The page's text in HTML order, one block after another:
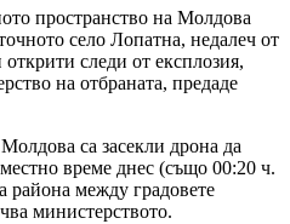
пространство на Молдова
село Лопатна, недалеч от
следи от експлозия,
на отбраната, предаде
са засекли дрона да
време днес (също 00:20 ч.
района между градовете
министерството.